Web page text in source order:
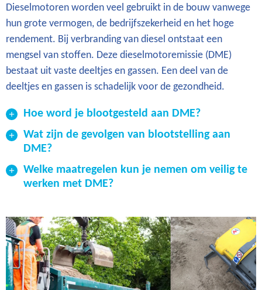
Dieselmotoren worden veel gebruikt in de bouw vanwege
hun grote vermogen, de bedrijfszekerheid en het hoge
rendement. Bij verbranding van diesel ontstaat een
mengsel van stoffen. Deze dieselmotoremissie (DME)
bestaat uit vaste deeltjes en gassen. Een deel van de
deeltjes en gassen is schadelijk voor de gezondheid.
Hoe word je blootgesteld aan DME?
Wat zijn de gevolgen van blootstelling aan
DME?
Welke maatregelen kun je nemen om veilig te
werken met DME?